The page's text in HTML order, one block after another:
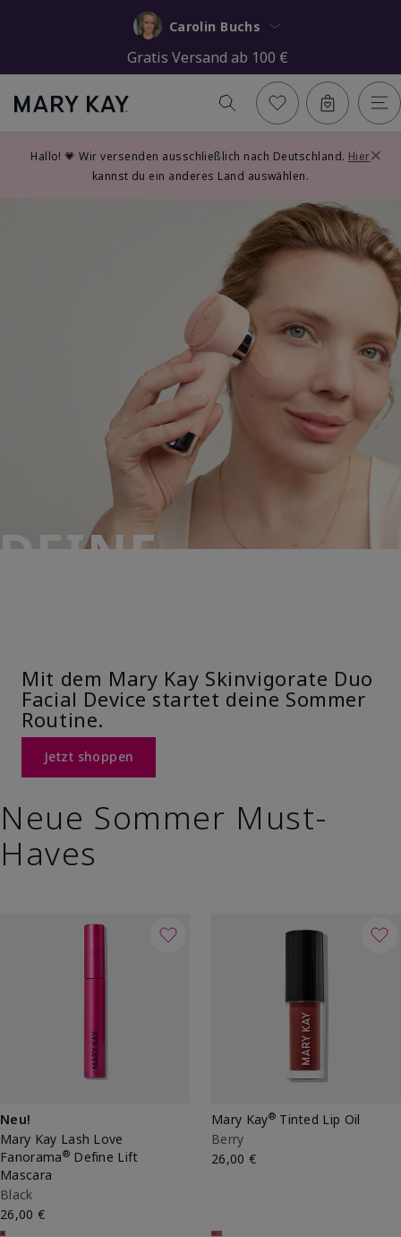
Carolin Buchs
Gratis Versand ab 100 €
Hallo! 💗 Wir versenden ausschließlich nach Deutschland. Hier
kannst du ein anderes Land auswählen.
×
Mit dem Mary Kay Skinvigorate Duo
Facial Device startet deine Sommer
Routine.
Jetzt shoppen
Neue Sommer Must-
Haves
Neu!
Mary Kay Lash Love
Fanorama®Define Lift
Mascara
Black
26,00 €
Mary Kay®Tinted Lip Oil
Berry
26,00 €